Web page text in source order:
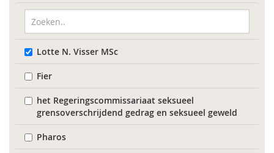
Lotte N. Visser MSc
Fier
het Regeringscommissariaat seksueel
grensoverschrijdend gedrag en seksueel geweld
Pharos